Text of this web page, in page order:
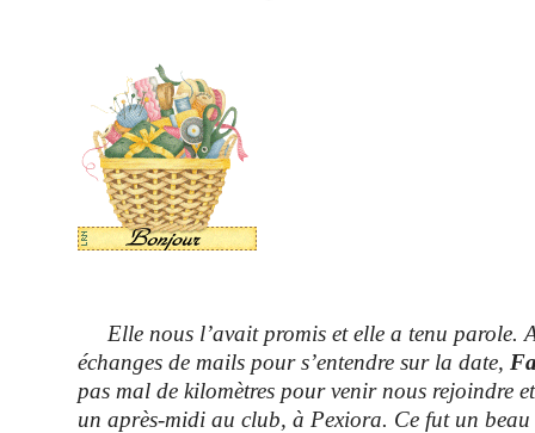
Elle nous l’avait promis et elle a tenu parole.
échanges de mails pour s’entendre sur la date,
pas mal de kilomètres pour venir nous rejoindre
un après-midi au club, à Pexiora. Ce fut un